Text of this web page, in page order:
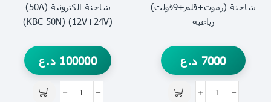
شاحنة (رموت+قلم+9فولت)
رباعية
7000 د.ع
شاحنة الكترونية (50A)
(12V+24V) (KBC-50N)
100000 د.ع